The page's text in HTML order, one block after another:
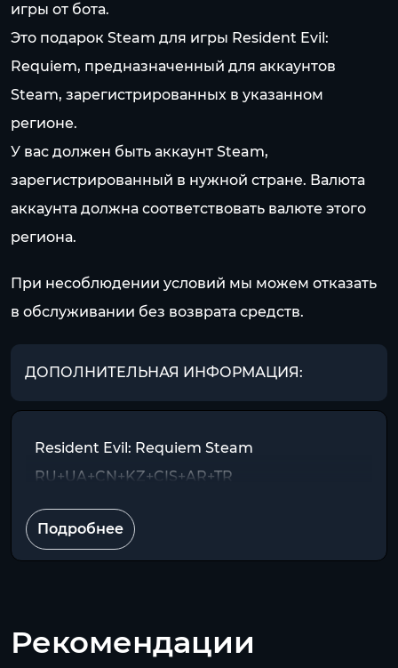
игры от бота.
Это подарок Steam для игры Resident Evil:
Requiem, предназначенный для аккаунтов
Steam, зарегистрированных в указанном
регионе.
У вас должен быть аккаунт Steam,
зарегистрированный в нужной стране. Валюта
аккаунта должна соответствовать валюте этого
региона.
При несоблюдении условий мы можем отказать
в обслуживании без возврата средств.
ДОПОЛНИТЕЛЬНАЯ ИНФОРМАЦИЯ:
Resident Evil: Requiem Steam
RU+UA+CN+KZ+CIS+AR+TR
Подробнее
Рекомендации